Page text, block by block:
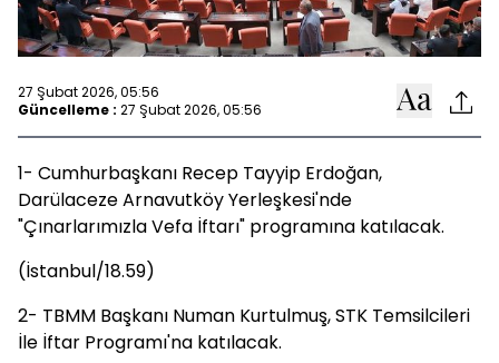
27 Şubat 2026, 05:56
Güncelleme : 27 Şubat 2026, 05:56
1- Cumhurbaşkanı Recep Tayyip Erdoğan,
Darülaceze Arnavutköy Yerleşkesi'nde
"Çınarlarımızla Vefa İftarı" programına katılacak.
(İstanbul/18.59)
2- TBMM Başkanı Numan Kurtulmuş, STK Temsilcileri
İle İftar Programı'na katılacak.